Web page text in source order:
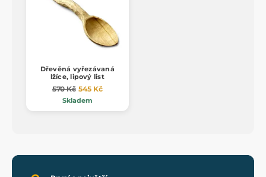
Dřevěná vyřezávaná
lžíce, lipový list
570 Kč 545 Kč
Skladem